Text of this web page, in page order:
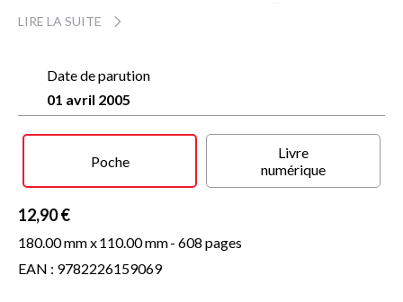
mènent à Dieu, mais les chemins ne sont pas Dieu », avait-il
les grandes traditions religieuses. Gandhi disait de lui : « Sa
vie nous permet de voir Dieu face à face. » Le présent
recueil, augmenté au fil des rééditions, constitue aujourd'hui
LIRE LA SUITE
Date de parution
01 avril 2005
Poche
Livre
numérique
12,90 €
180.00 mm x110.00 mm- 608 pages
EAN : 9782226159069